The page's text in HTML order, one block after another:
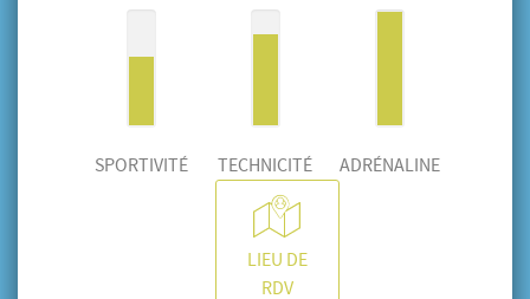
SPORTIVITÉ TECHNICITÉ ADRÉNALINE
LIEU DE
RDV